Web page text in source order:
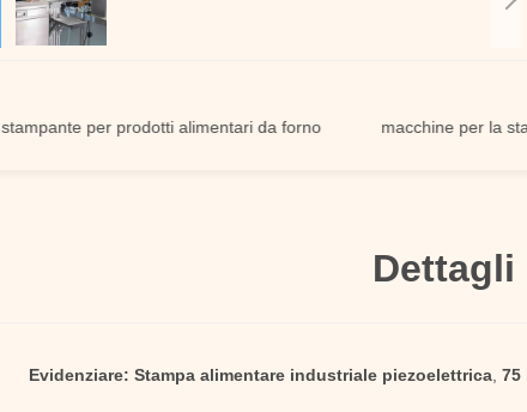
per prodotti alimentari da forno macchine per la stampa
Evidenziare: Stampa alimentare industriale piezoelettrica, 75